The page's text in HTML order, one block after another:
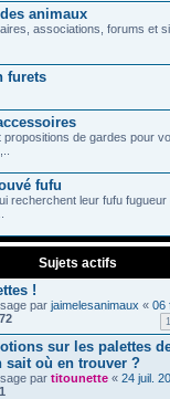
animaux
associations, forums et
furets
propositions de gardes pour
fufu
recherchent leur fufu fugueur
Sujets actifs
!
par jaimelesanimaux « 06
72 1
sur les palettes
sait où en trouver ?
par titounette« 24 juil.
1